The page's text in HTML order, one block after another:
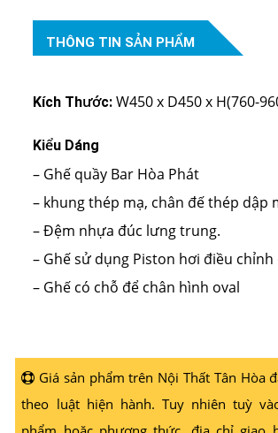
THÔNG TIN SẢN PHẨM
Kích Thước: W450 x D450 x H(760-
Kiểu Dáng
– Ghế quầy Bar Hòa Phát
– khung thép mạ, chân đế thép dập
– Đệm nhựa đúc lưng trung.
– Ghế sử dụng Piston hơi điều chỉnh
– Ghế có chỗ để chân hình oval
Giá sản phẩm trên Nội Thất Tân Hòa
theo luật hiện hành. Tuy nhiên tuỳ